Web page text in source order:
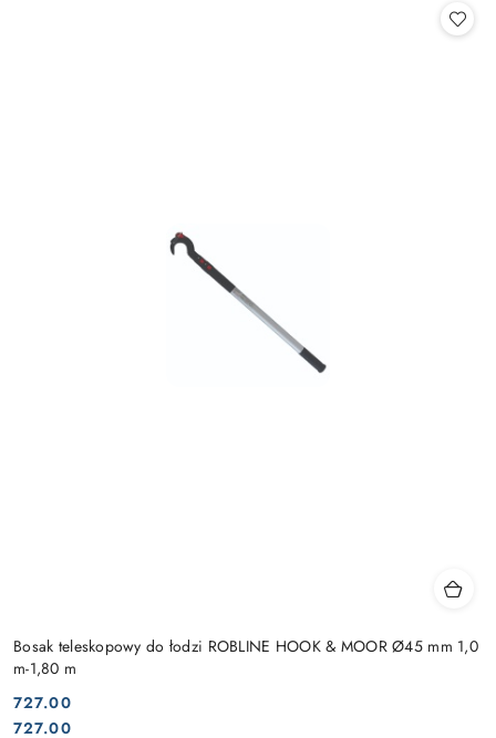
Bosak teleskopowy do łodzi ROBLINE HOOK & MOOR Ø45 mm 1,0
m-1,80 m
Cena:
727.00
Cena:
727.00